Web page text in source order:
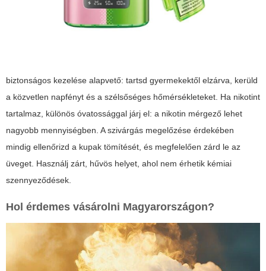
biztonságos kezelése alapvető: tartsd gyermekektől elzárva, kerüld
a közvetlen napfényt és a szélsőséges hőmérsékleteket. Ha nikotint
tartalmaz, különös óvatossággal járj el: a nikotin mérgező lehet
nagyobb mennyiségben. A szivárgás megelőzése érdekében
mindig ellenőrizd a kupak tömítését, és megfelelően zárd le az
üveget. Használj zárt, hűvös helyet, ahol nem érhetik kémiai
szennyeződések.
Hol érdemes vásárolni Magyarországon?